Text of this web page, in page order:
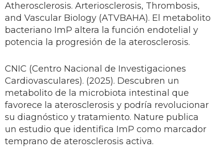
Atherosclerosis. Arteriosclerosis, Thrombosis,
and Vascular Biology (ATVBAHA). El metabolito
bacteriano ImP altera la función endotelial y
potencia la progresión de la aterosclerosis.
CNIC (Centro Nacional de Investigaciones
Cardiovasculares). (2025). Descubren un
metabolito de la microbiota intestinal que
favorece la aterosclerosis y podría revolucionar
su diagnóstico y tratamiento. Nature publica
un estudio que identifica ImP como marcador
temprano de aterosclerosis activa.